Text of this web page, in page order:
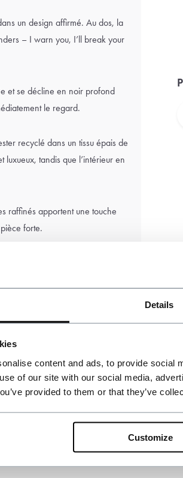
Details
content and ads, to provide social
of our site with our social media,
provided to them or that they’ve
Customize
un design affirmé. Au dos, la
– I warn you, I’ll break your
et se décline en noir profond
le regard.
recyclé dans un tissu épais de
tandis que l’intérieur en
raffinés apportent une touche
forte.